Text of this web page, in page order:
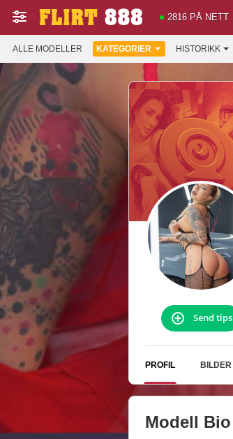
2816 PÅ NETT
ALLE MODELLER KATEGORIER HISTORIKK
Send tips
PROFIL BILDER
Modell Bio